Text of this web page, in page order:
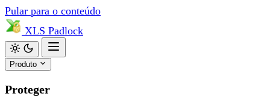
Pular para o conteúdo
XLS Padlock
Produto
Proteger